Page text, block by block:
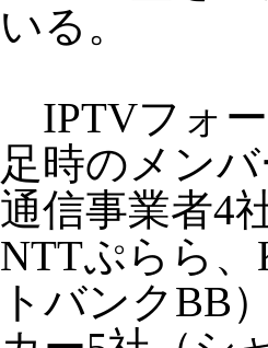
いる。
IPTVフォ
足時のメン
通信事業者4
NTTぷらら
トバンクBB